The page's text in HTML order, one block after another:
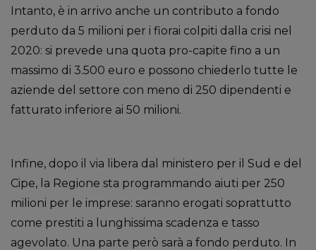
Intanto, è in arrivo anche un contributo a fondo
perduto da 5 milioni per i fiorai colpiti dalla crisi nel
2020: si prevede una quota pro-capite fino a un
massimo di 3.500 euro e possono chiederlo tutte le
aziende del settore con meno di 250 dipendenti e
fatturato inferiore ai 50 milioni.
Infine, dopo il via libera dal ministero per il Sud e del
Cipe, la Regione sta programmando aiuti per 250
milioni per le imprese: saranno erogati soprattutto
come prestiti a lunghissima scadenza e tasso
agevolato. Una parte però sarà a fondo perduto. In